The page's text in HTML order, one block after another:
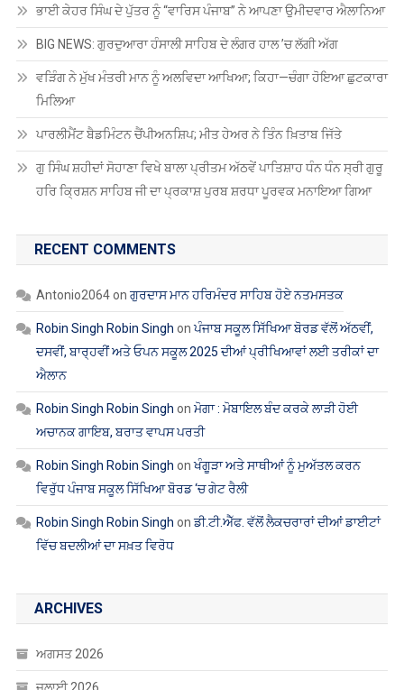
ਵੜਿੰਗ ਨੇ ਮੁੱਖ ਮੰਤਰੀ ਮਾਨ ਨੂੰ ਅਲਵਿਦਾ ਆਖਿਆ; ਕਿਹਾ—ਚੰਗਾ ਹੋਇਆ ਛੁਟਕਾਰਾ
ਮਿਲਿਆ
ਪਾਰਲੀਮੈਂਟ ਬੈਡਮਿੰਟਨ ਚੈਂਪੀਅਨਸ਼ਿਪ; ਮੀਤ ਹੇਅਰ ਨੇ ਤਿੰਨ ਖ਼ਿਤਾਬ ਜਿੱਤੇ
ਗੁ ਸਿੰਘ ਸ਼ਹੀਦਾਂ ਸੋਹਾਣਾ ਵਿਖੇ ਬਾਲਾ ਪ੍ਰੀਤਮ ਅੱਠਵੇਂ ਪਾਤਿਸ਼ਾਹ ਧੰਨ ਧੰਨ ਸ੍ਰੀ ਗੁਰੂ
ਹਰਿ ਕ੍ਰਿਸ਼ਨ ਸਾਹਿਬ ਜੀ ਦਾ ਪ੍ਰਕਾਸ਼ ਪੁਰਬ ਸ਼ਰਧਾ ਪੂਰਵਕ ਮਨਾਇਆ ਗਿਆ
RECENT COMMENTS
Robin Singh Robin Singh
ਮੋਗਾ : ਮੋਬਾਇਲ ਬੰਦ ਕਰਕੇ ਲਾੜੀ ਹੋਈ
ਅਚਾਨਕ ਗਾਇਬ, ਬਰਾਤ ਵਾਪਸ ਪਰਤੀ
Robin Singh Robin Singhonਖੰਗੂੜਾ ਅਤੇ ਸਾਥੀਆਂ ਨੂੰ ਮੁਅੱਤਲ ਕਰਨ
ਵਿਰੁੱਧ ਪੰਜਾਬ ਸਕੂਲ ਸਿੱਖਿਆ ਬੋਰਡ ‘ਚ ਗੇਟ ਰੈਲੀ
Robin Singh Robin Singhonਡੀ.ਟੀ.ਐੱਫ. ਵੱਲੋਂ ਲੈਕਚਰਾਰਾਂ ਦੀਆਂ ਡਾਈਟਾਂ
ਵਿੱਚ ਬਦਲੀਆਂ ਦਾ ਸਖ਼ਤ ਵਿਰੋਧ
ARCHIVES
ਜੂਨ 2026
ਮਈ 2026